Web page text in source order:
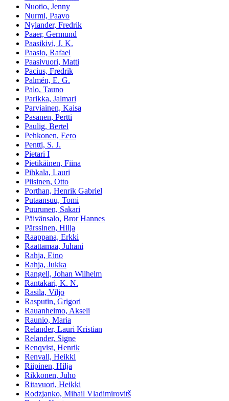
Nuotio, Jenny
Nurmi, Paavo
Nylander, Fredrik
Paaer, Germund
Paasikivi, J. K.
Paasio, Rafael
Paasivuori, Matti
Pacius, Fredrik
Palmén, E. G.
Palo, Tauno
Parikka, Jalmari
Parviainen, Kaisa
Pasanen, Pertti
Paulig, Bertel
Pehkonen, Eero
Pentti, S. J.
Pietari I
Pietikäinen, Fiina
Pihkala, Lauri
Piisinen, Otto
Porthan, Henrik Gabriel
Putaansuu, Tomi
Puurunen, Sakari
Päivänsalo, Bror Hannes
Pärssinen, Hilja
Raappana, Erkki
Raattamaa, Juhani
Rahja, Eino
Rahja, Jukka
Rangell, Johan Wilhelm
Rantakari, K. N.
Rasila, Viljo
Rasputin, Grigori
Rauanheimo, Akseli
Raunio, Maria
Relander, Lauri Kristian
Relander, Signe
Renqvist, Henrik
Renvall, Heikki
Riipinen, Hilja
Rikkonen, Juho
Ritavuori, Heikki
Rodzjanko, Mihail Vladimirovitš